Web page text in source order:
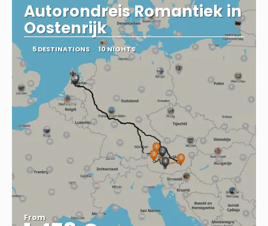
Autorondreis Romantiek in
Oostenrijk
5 DESTINATIONS 10 NIGHTS
From